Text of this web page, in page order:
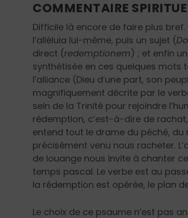
COMMENTAIRE
Difficile là encore de faire plus
l’alléluia lui-même, puis un sujet (
direct (redemptionem) ; et enfin
synthétisée en ces quelques mots
l’alliance (Dieu d’une part, son
magnifiquement décrite par le
sein de la Trinité pour rejoindre
rédemption, c’est-à-dire de
entend tout le drame du péché,
précisément venu nous racheter.
de louange nous invite à chanter
temps pascal. Le verbe est au
la rédemption est opérée, le plan
Le choix de ce psaume n’est pas